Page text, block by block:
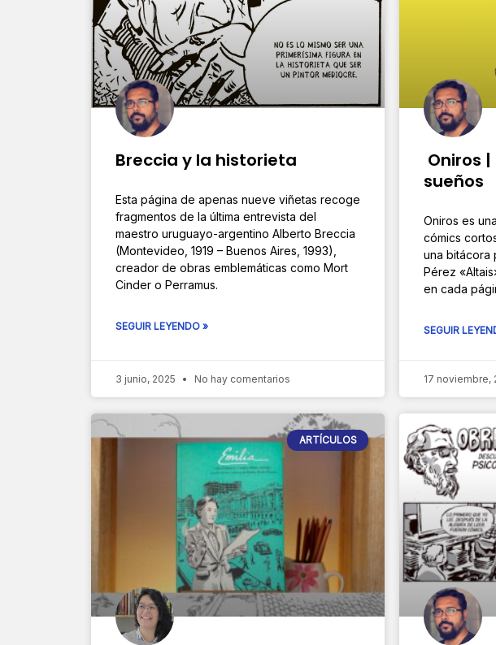
Breccia y la historieta
Esta página de apenas nueve viñetas recoge
fragmentos de la última entrevista del
maestro uruguayo-argentino Alberto Breccia
(Montevideo, 1919 – Buenos Aires, 1993),
creador de obras emblemáticas como Mort
Cinder o Perramus.
SEGUIR LEYENDO »
3 junio, 2025 No hay comentarios
Oniros
sueños
Oniros es
cómics
una bitácora
Pérez
en cada
SEGUIR
17 noviembre,
ARTÍCULOS